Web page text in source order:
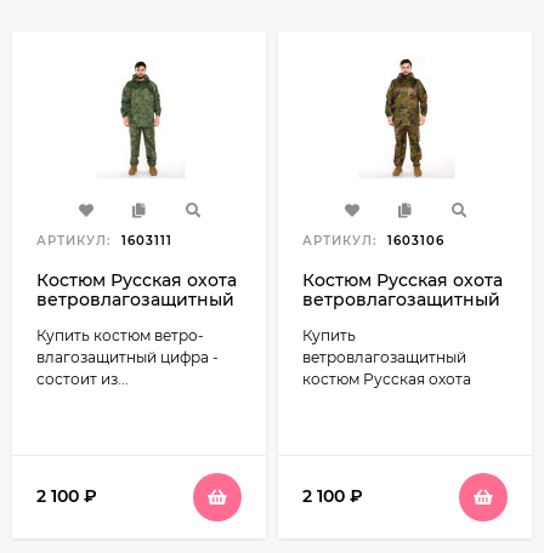
АРТИКУЛ: 1603111
Костюм Русская охота
ветровлагозащитный
Купить костюм ветро-
влагозащитный цифра -
состоит из...
2 100 ₽
АРТИКУЛ: 1603106
Костюм Русская охота
ветровлагозащитный
Купить
ветровлагозащитный
костюм Русская охота
2 100 ₽